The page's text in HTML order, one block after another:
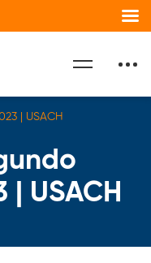
| USACH
| USACH